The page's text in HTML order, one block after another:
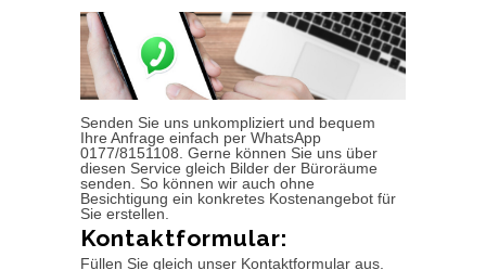
Senden Sie uns unkompliziert und bequem
Ihre Anfrage einfach per WhatsApp
0177/8151108. Gerne können Sie uns über
diesen Service gleich Bilder der Büroräume
senden. So können wir auch ohne
Besichtigung ein konkretes Kostenangebot für
Sie erstellen.
Kontaktformular:
Füllen Sie gleich unser Kontaktformular aus.